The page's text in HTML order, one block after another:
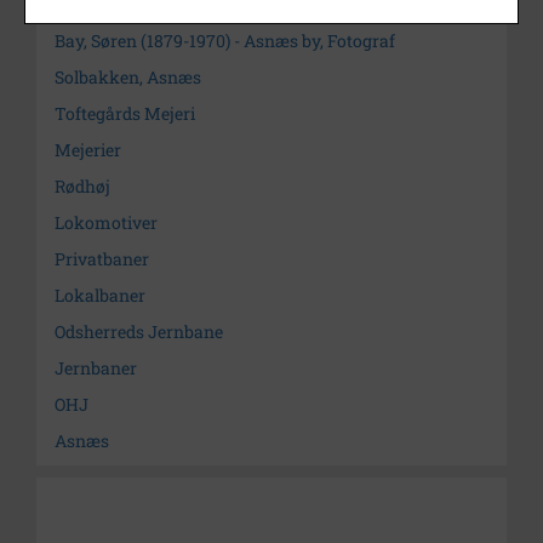
Bay, Søren (1879-1970) - Asnæs by, Fotograf
Solbakken, Asnæs
Toftegårds Mejeri
Mejerier
Rødhøj
Lokomotiver
Privatbaner
Lokalbaner
Odsherreds Jernbane
Jernbaner
OHJ
Asnæs